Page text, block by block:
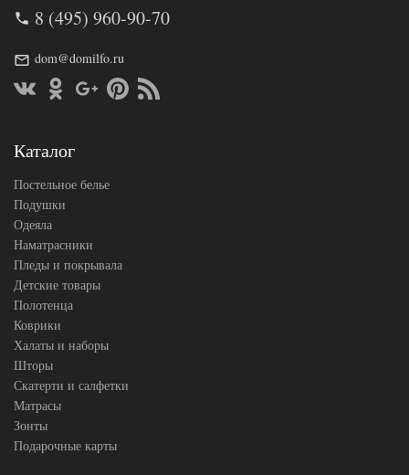
Артикул
0
Размер
150х200
Размер
160х200
наволочек
Производитель
8 (495) 960-90-70
dom@domilfo.ru
Каталог
Постельное белье
Подушки
Одеяла
Наматрасники
Пледы и покрывала
Детские товары
Полотенца
Коврики
Халаты и наборы
Шторы
Скатерти и салфетки
Матрасы
Зонты
Подарочные карты